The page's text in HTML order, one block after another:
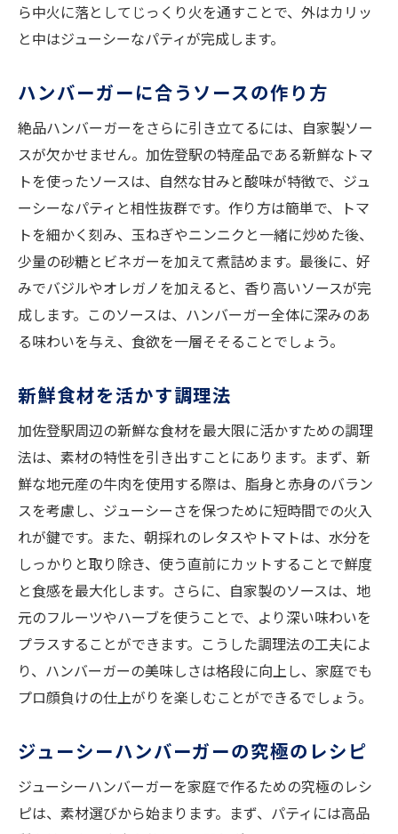
ら中火に落としてじっくり火を通すことで、外はカリッ
と中はジューシーなパティが完成します。
ハンバーガーに合うソースの作り方
絶品ハンバーガーをさらに引き立てるには、自家製ソー
スが欠かせません。加佐登駅の特産品である新鮮なトマ
トを使ったソースは、自然な甘みと酸味が特徴で、ジュ
ーシーなパティと相性抜群です。作り方は簡単で、トマ
トを細かく刻み、玉ねぎやニンニクと一緒に炒めた後、
少量の砂糖とビネガーを加えて煮詰めます。最後に、好
みでバジルやオレガノを加えると、香り高いソースが完
成します。このソースは、ハンバーガー全体に深みのあ
る味わいを与え、食欲を一層そそることでしょう。
新鮮食材を活かす調理法
加佐登駅周辺の新鮮な食材を最大限に活かすための調理
法は、素材の特性を引き出すことにあります。まず、新
鮮な地元産の牛肉を使用する際は、脂身と赤身のバラン
スを考慮し、ジューシーさを保つために短時間での火入
れが鍵です。また、朝採れのレタスやトマトは、水分を
しっかりと取り除き、使う直前にカットすることで鮮度
と食感を最大化します。さらに、自家製のソースは、地
元のフルーツやハーブを使うことで、より深い味わいを
プラスすることができます。こうした調理法の工夫によ
り、ハンバーガーの美味しさは格段に向上し、家庭でも
プロ顔負けの仕上がりを楽しむことができるでしょう。
ジューシーハンバーガーの究極のレシピ
ジューシーハンバーガーを家庭で作るための究極のレシ
ピは、素材選びから始まります。まず、パティには高品